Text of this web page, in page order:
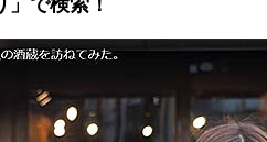
で検索！